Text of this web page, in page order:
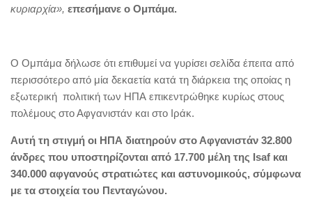
κυριαρχία», επεσήμανε ο Ομπάμα.
Ο Ομπάμα δήλωσε ότι επιθυμεί να γυρίσει σελίδα έπειτα από
περισσότερο από μία δεκαετία κατά τη διάρκεια της οποίας η
εξωτερική πολιτική των ΗΠΑ επικεντρώθηκε κυρίως στους
πολέμους στο Αφγανιστάν και στο Ιράκ.
Αυτή τη στιγμή οι ΗΠΑ διατηρούν στο Αφγανιστάν 32.800
άνδρες που υποστηρίζονται από 17.700 μέλη της Isaf και
340.000 αφγανούς στρατιώτες και αστυνομικούς, σύμφωνα
με τα στοιχεία του Πενταγώνου.